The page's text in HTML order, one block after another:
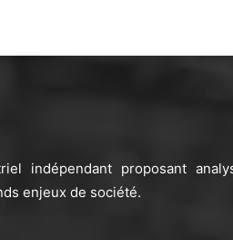
indépendant proposant
enjeux de société.